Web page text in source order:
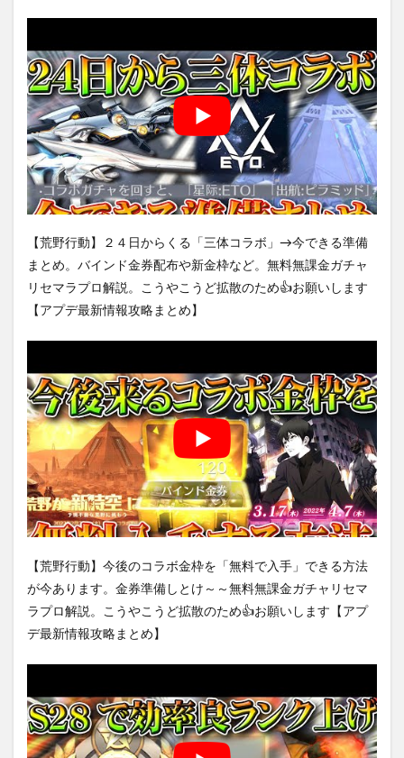
【荒野行動】２４日からくる「三体コラボ」→今できる準備
まとめ。バインド金券配布や新金枠など。無料無課金ガチャ
リセマラプロ解説。こうやこうど拡散のため👍お願いします
【アプデ最新情報攻略まとめ】
【荒野行動】今後のコラボ金枠を「無料で入手」できる方法
が今あります。金券準備しとけ～～無料無課金ガチャリセマ
ラプロ解説。こうやこうど拡散のため👍お願いします【アプ
デ最新情報攻略まとめ】